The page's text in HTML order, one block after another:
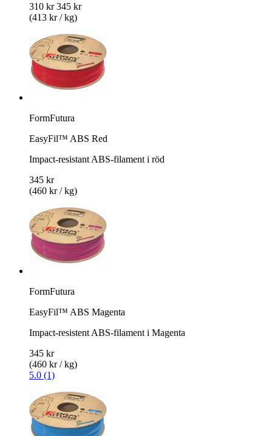
310 kr 345 kr
(413 kr / kg)
FormFutura
EasyFil™ ABS Red
Impact-resistant ABS-filament i röd
345 kr
(460 kr / kg)
FormFutura
EasyFil™ ABS Magenta
Impact-resistent ABS-filament i Magenta
345 kr
(460 kr / kg)
5.0 (1)